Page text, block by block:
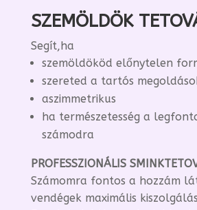
SZEMÖLDÖK
Segít,ha
szemöldököd előnytelen
szereted a tartós
aszimmetrikus
ha természetesség a
számodra
PROFESSZIONÁLIS
Számomra fontos a hozzám
vendégek maximális